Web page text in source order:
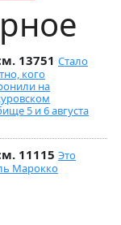
13751 Стало
кого
на
5 и 6 августа
11115 Это
Марокко